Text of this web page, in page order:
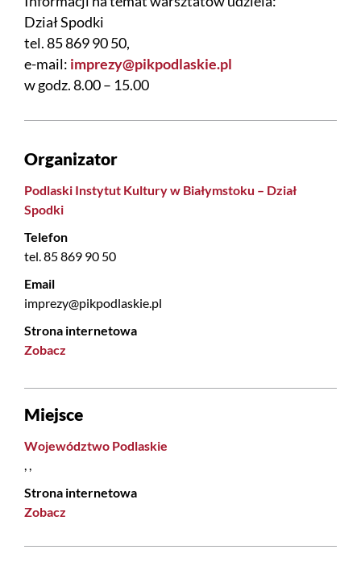
Dział Spodki
tel. 85 869 90 50,
e-mail: imprezy@pikpodlaskie.pl
w godz. 8.00 – 15.00
Organizator
Podlaski Instytut Kultury w Białymstoku – Dział
Spodki
Telefon
tel. 85 869 90 50
Email
imprezy@pikpodlaskie.pl
Strona internetowa
Zobacz
Miejsce
Województwo Podlaskie
, ,
Strona internetowa
Zobacz